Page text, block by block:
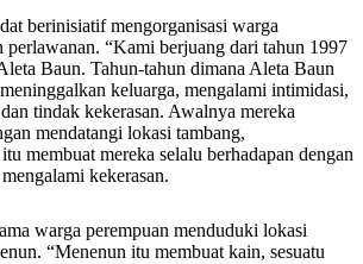
berinisiatif mengorganisasi warga
perlawanan. “Kami berjuang dari tahun 1997
Baun. Tahun-tahun dimana Aleta Baun
keluarga, mengalami intimidasi,
tindak kekerasan. Awalnya mereka
mendatangi lokasi tambang,
membuat mereka selalu berhadapan dengan
kekerasan.
warga perempuan menduduki lokasi
“Menenun itu membuat kain, sesuatu